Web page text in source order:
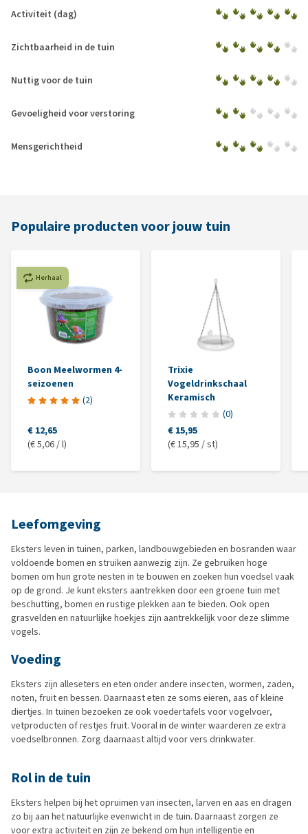
Activiteit (dag)
Zichtbaarheid in de tuin
Nuttig voor de tuin
Gevoeligheid voor verstoring
Mensgerichtheid
Populaire producten voor jouw tuin
Herhaal
Boon Meelwormen 4-
seizoenen
(2)
€ 12,65
(€ 5,06 / l)
Trixie
Vogeldrinkschaal
Keramisch
(0)
€ 15,95
(€ 15,95 / st)
Leefomgeving
Eksters leven in tuinen, parken, landbouwgebieden en bosranden waar
voldoende bomen en struiken aanwezig zijn. Ze gebruiken hoge
bomen om hun grote nesten in te bouwen en zoeken hun voedsel vaak
op de grond. Je kunt eksters aantrekken door een groene tuin met
beschutting, bomen en rustige plekken aan te bieden. Ook open
grasvelden en natuurlijke hoekjes zijn aantrekkelijk voor deze slimme
vogels.
Voeding
Eksters zijn alleseters en eten onder andere insecten, wormen, zaden,
noten, fruit en bessen. Daarnaast eten ze soms eieren, aas of kleine
diertjes. In tuinen bezoeken ze ook voedertafels voor vogelvoer,
vetproducten of restjes fruit. Vooral in de winter waarderen ze extra
voedselbronnen. Zorg daarnaast altijd voor vers drinkwater.
Rol in de tuin
Eksters helpen bij het opruimen van insecten, larven en aas en dragen
zo bij aan het natuurlijke evenwicht in de tuin. Daarnaast zorgen ze
voor extra activiteit en zijn ze bekend om hun intelligentie en